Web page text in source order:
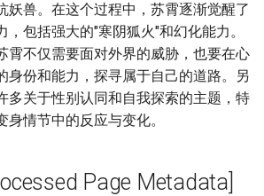
妖兽。在这个过程中，苏霄逐渐觉醒了
包括强大的"寒阴狐火"和幻化能力。
霄不仅需要面对外界的威胁，也要在心
身份和能力，探寻属于自己的道路。另
多关于性别认同和自我探索的主题，特
情节中的反应与变化。
Page Metadata]